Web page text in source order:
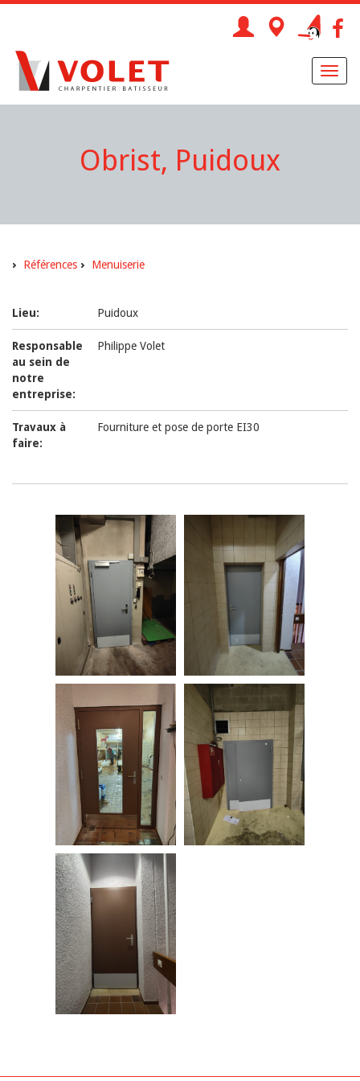
Obrist, Puidoux
Références Menuiserie
Lieu: Puidoux
Responsable
au sein de
notre
entreprise:
Philippe Volet
Travaux à
faire:
Fourniture et pose de porte EI30